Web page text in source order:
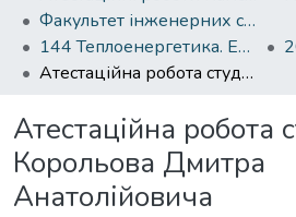
Факультет інженерних систем та екології
144 Теплоенергетика. Енергетичний менеджмент, енергоефективні муніципальні та промислові теплові технології
Атестаційна робота студента Корольова Дмитра Анатолійовича
Атестаційна робота
Корольова Дмитра
Анатолійовича